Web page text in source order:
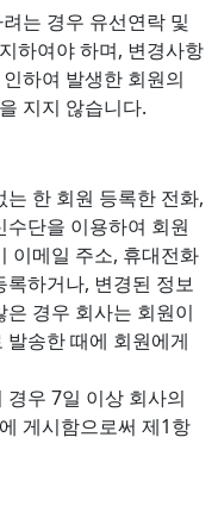
는 경우 유선연락 및
하여야 하며, 변경사항
하여 발생한 회원의
지지 않습니다.
한 회원 등록한 전화,
단을 이용하여 회원
이메일 주소, 휴대전화
록하거나, 변경된 정보
경우 회사는 회원이
송한 때에 회원에게
우 7일 이상 회사의
게시함으로써 제1항